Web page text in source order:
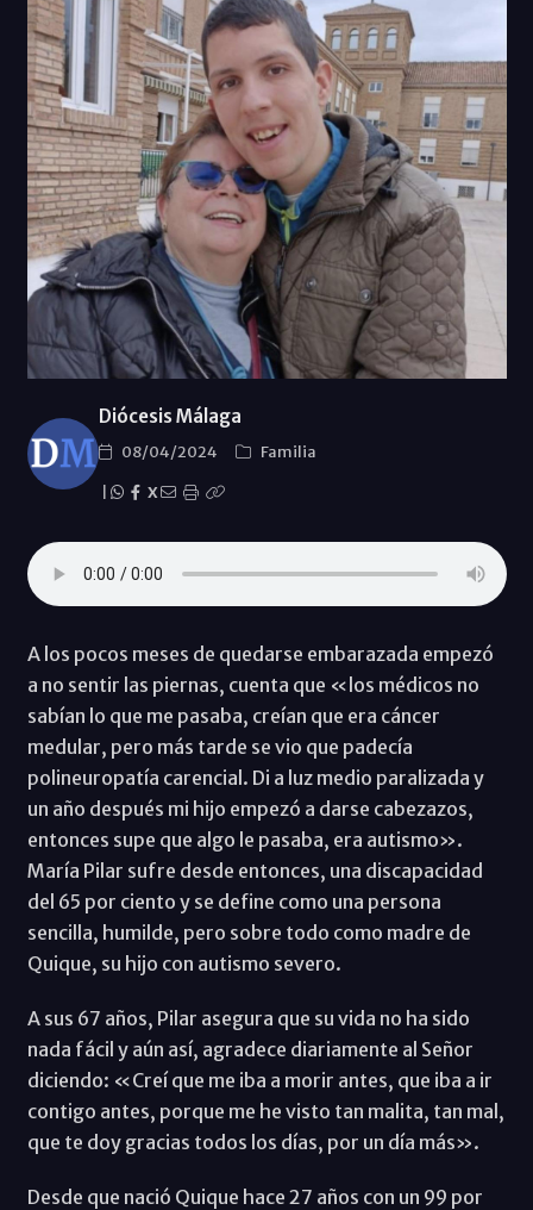
Diócesis Málaga
08/04/2024
Familia
X
A los pocos meses de quedarse embarazada empezó
a no sentir las piernas, cuenta que «los médicos no
sabían lo que me pasaba, creían que era cáncer
medular, pero más tarde se vio que padecía
polineuropatía carencial. Di a luz medio paralizada y
un año después mi hijo empezó a darse cabezazos,
entonces supe que algo le pasaba, era autismo».
María Pilar sufre desde entonces, una discapacidad
del 65 por ciento y se define como una persona
sencilla, humilde, pero sobre todo como madre de
Quique, su hijo con autismo severo.
A sus 67 años, Pilar asegura que su vida no ha sido
nada fácil y aún así, agradece diariamente al Señor
diciendo: «Creí que me iba a morir antes, que iba a ir
contigo antes, porque me he visto tan malita, tan mal,
que te doy gracias todos los días, por un día más».
Desde que nació Quique hace 27 años con un 99 por